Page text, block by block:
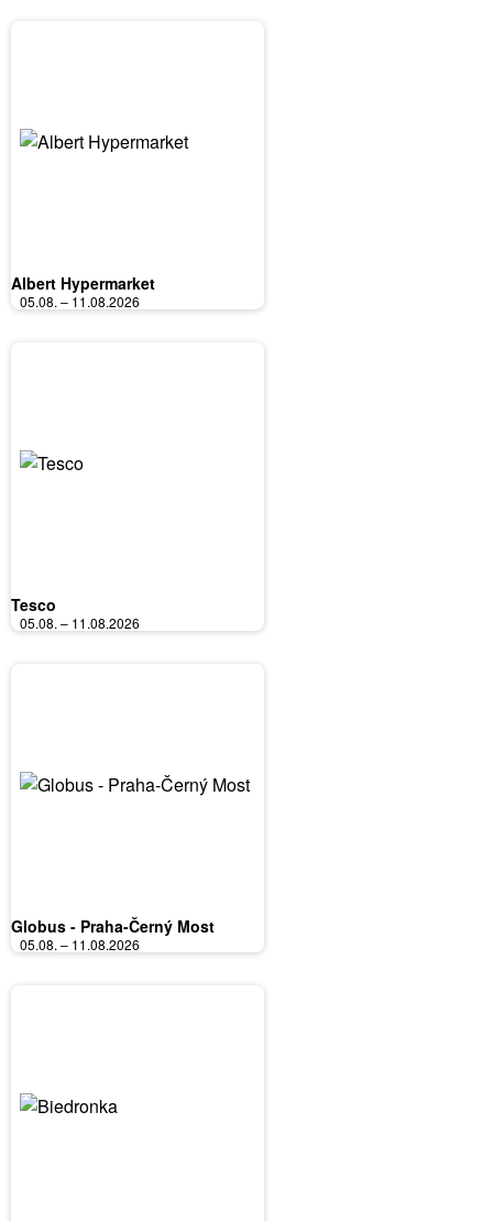
Albert Hypermarket
05.08. – 11.08.2026
Tesco
05.08. – 11.08.2026
Globus - Praha-Černý Most
05.08. – 11.08.2026